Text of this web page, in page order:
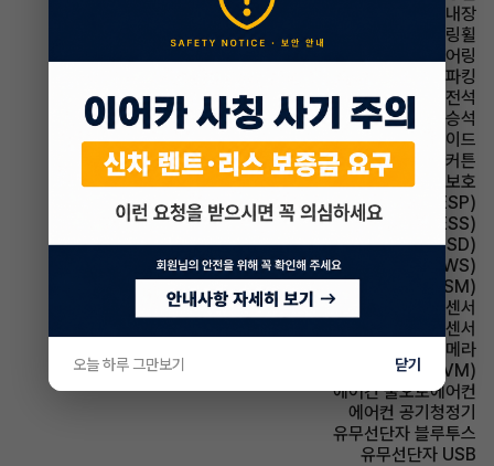
스티어링휠 열선내장
스티어링휠 속도감응식 스티어링휠
스티어링휠 텔레스코픽 스티어링
파킹 전자식 파킹
에어백 운전석
에어백 동승석
에어백 사이드
에어백 커튼
에어백 무릎보호
주행안전 차체자세제어장치(VDC,ESC,ESP)
주행안전 급제동경보시스템(ESS)
주행안전 후측방경보시스템(BSD)
주행안전 차선이탈경보(LDWS)
주행안전 샤시 통합 제어 시스템(VSM)
주차보조 전방감지센서
주차보조 후방감지센서
주차보조 후방카메라
주차보조 어라운드뷰(AVM)
에어컨 풀오토에어컨
에어컨 공기청정기
유무선단자 블루투스
유무선단자 USB
오늘 하루 그만보기 닫기